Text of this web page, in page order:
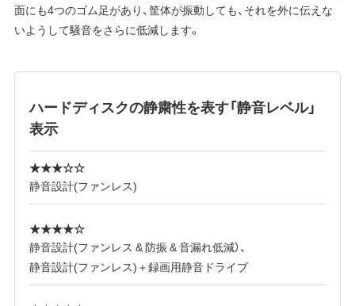
面にも4つのゴム足があり、筐体が振動しても、それを外に伝えな
いようして騒音をさらに低減します。
ハードディスクの静粛性を表す「静音レベル」
表示
★★★☆☆
静音設計(ファンレス)
★★★★☆
静音設計(ファンレス & 防振 & 音漏れ低減）、
静音設計(ファンレス)＋録画用静音ドライブ